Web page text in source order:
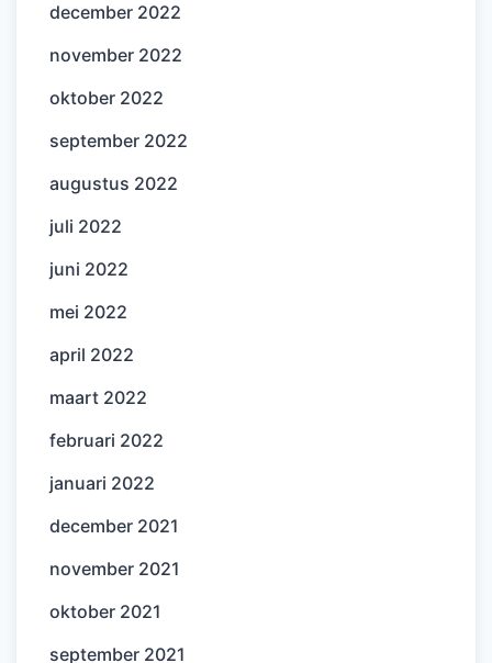
december 2022
november 2022
oktober 2022
september 2022
augustus 2022
juli 2022
juni 2022
mei 2022
april 2022
maart 2022
februari 2022
januari 2022
december 2021
november 2021
oktober 2021
september 2021